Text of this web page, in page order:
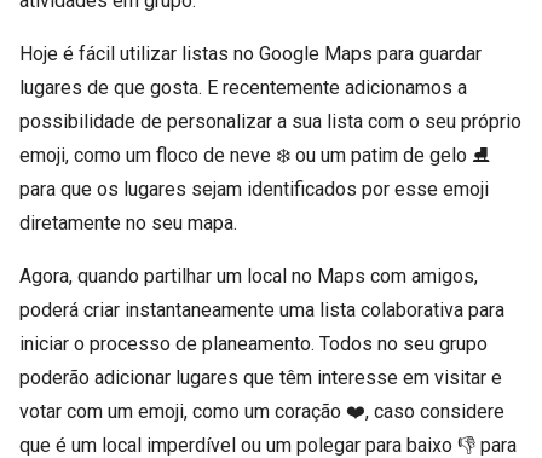
Hoje é fácil utilizar listas no Google Maps para guardar
lugares de que gosta. E recentemente adicionamos a
possibilidade de personalizar a sua lista com o seu próprio
emoji, como um floco de neve ❄️ ou um patim de gelo ⛸
para que os lugares sejam identificados por esse emoji
diretamente no seu mapa.
Agora, quando partilhar um local no Maps com amigos,
poderá criar instantaneamente uma lista colaborativa para
iniciar o processo de planeamento. Todos no seu grupo
poderão adicionar lugares que têm interesse em visitar e
votar com um emoji, como um coração ❤️, caso considere
que é um local imperdível ou um polegar para baixo 👎 para